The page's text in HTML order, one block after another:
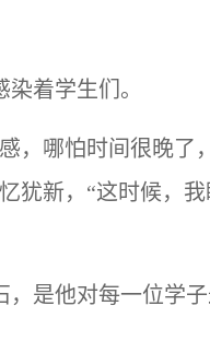
着学生们。
，哪怕时间很晚了
犹新，“这时候，
是他对每一位学子